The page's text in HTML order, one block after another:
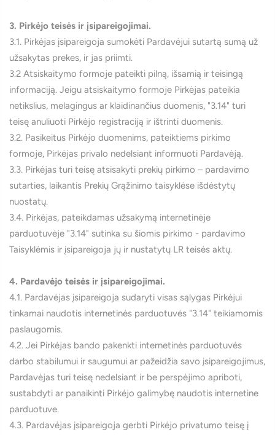
3. Pirkėjo teisės ir įsipareigojimai.
3.1. Pirkėjas įsipareigoja sumokėti Pardavėjui sutartą sumą už
užsakytas prekes, ir jas priimti.
3.2 Atsiskaitymo formoje pateikti pilną, išsamią ir teisingą
informaciją. Jeigu atsiskaitymo formoje Pirkėjas pateikia
netikslius, melagingus ar klaidinančius duomenis, "3.14" turi
teisę anuliuoti Pirkėjo registraciją ir ištrinti duomenis.
3.2. Pasikeitus Pirkėjo duomenims, pateiktiems pirkimo
formoje, Pirkėjas privalo nedelsiant informuoti Pardavėją.
3.3. Pirkėjas turi teisę atsisakyti prekių pirkimo – pardavimo
sutarties, laikantis Prekių Grąžinimo taisyklėse išdėstytų
nuostatų.
3.4. Pirkėjas, pateikdamas užsakymą internetinėje
parduotuvėje "3.14" sutinka su šiomis pirkimo - pardavimo
Taisyklėmis ir įsipareigoja jų ir nustatytų LR teisės aktų.
4. Pardavėjo teisės ir įsipareigojimai.
4.1. Pardavėjas įsipareigoja sudaryti visas sąlygas Pirkėjui
tinkamai naudotis internetinės parduotuvės "3.14" teikiamomis
paslaugomis.
4.2. Jei Pirkėjas bando pakenkti internetinės parduotuvės
darbo stabilumui ir saugumui ar pažeidžia savo įsipareigojimus,
Pardavėjas turi teisę nedelsiant ir be perspėjimo apriboti,
sustabdyti ar panaikinti Pirkėjo galimybę naudotis internetine
parduotuve.
4.3. Pardavėjas įsipareigoja gerbti Pirkėjo privatumo teisę į